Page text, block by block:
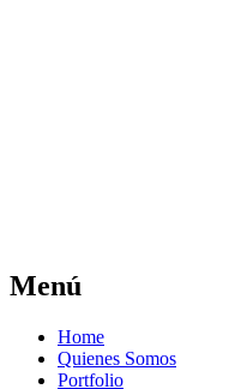
Menú
Home
Quienes Somos
Portfolio